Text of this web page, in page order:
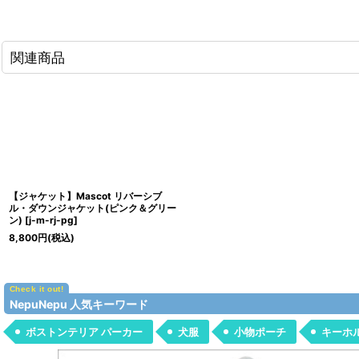
関連商品
【ジャケット】Mascot リバーシブ
ル・ダウンジャケット(ピンク＆グリー
ン) [j-m-rj-pg]
8,800円(税込)
NepuNepu 人気キーワード
ボストンテリア パーカー 犬服 小物ポーチ キーホ